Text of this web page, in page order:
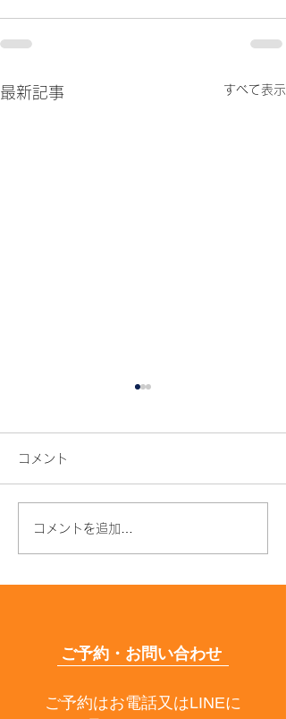
最新記事 すべて表示
夏の終わりが髪の分かれ
コメント
コメントを追加…
ご予約・お問い合わせ
ご予約はお電話又はLINEに